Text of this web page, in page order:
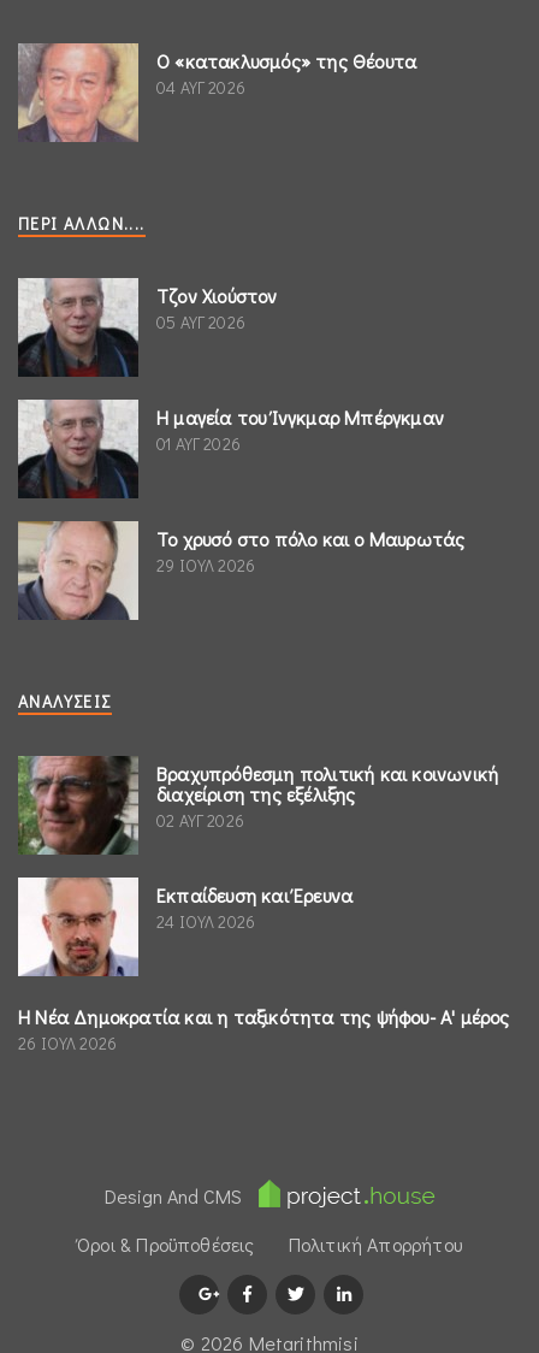
Ο «κατακλυσμός» της Θέουτα
04 ΑΥΓ 2026
ΠΕΡΊ ΆΛΛΩΝ....
Τζον Χιούστον
05 ΑΥΓ 2026
Η μαγεία του Ίνγκμαρ Μπέργκμαν
01 ΑΥΓ 2026
Το χρυσό στο πόλο και ο Μαυρωτάς
29 ΙΟΥΛ 2026
ΑΝΑΛΎΣΕΙΣ
Βραχυπρόθεσμη πολιτική και κοινωνική
διαχείριση της εξέλιξης
02 ΑΥΓ 2026
Εκπαίδευση και Έρευνα
24 ΙΟΥΛ 2026
Η Νέα Δημοκρατία και η ταξικότητα της ψήφου- Α' μέρος
26 ΙΟΥΛ 2026
Design And CMS
Όροι & Προϋποθέσεις
Πολιτική Απορρήτου
© 2026 Μetarithmisi